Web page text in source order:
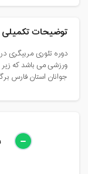
توضیحات
ورزشی می باشد که
جوانان استان فارس